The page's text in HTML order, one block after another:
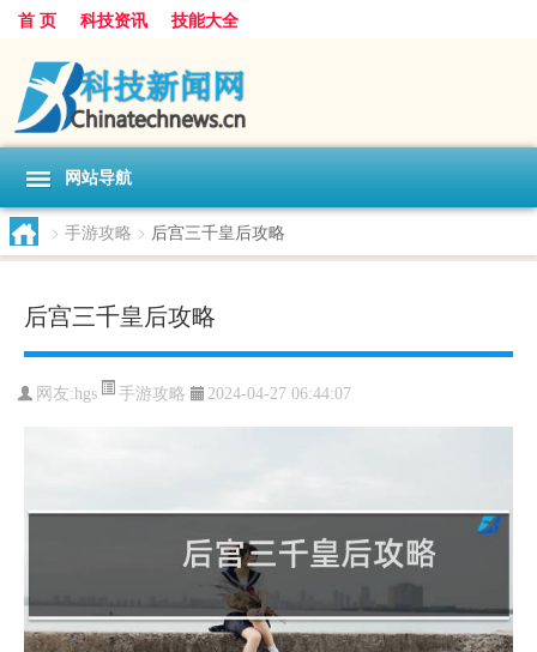
首 页 科技资讯 技能大全
网站导航
> 手游攻略 > 后宫三千皇后攻略
后宫三千皇后攻略
网友:hgs 手游攻略 2024-04-27 06:44:07